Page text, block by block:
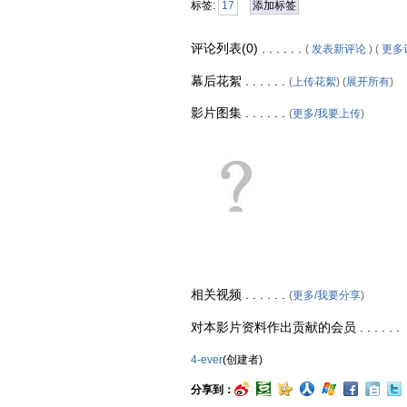
标签: 17 添加标签
评论列表(0) . . . . . . ( 发表新评论 ) ( 更多
幕后花絮 . . . . . . (上传花絮) (展开所有)
影片图集 . . . . . . (更多/我要上传)
相关视频 . . . . . . (更多/我要分享)
对本影片资料作出贡献的会员 . . . . . .
4-ever(创建者)
分享到：